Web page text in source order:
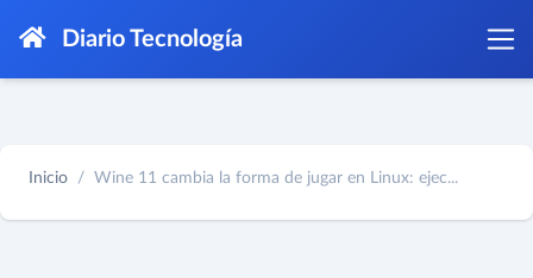
Diario Tecnología
Inicio Wine 11 cambia la forma de jugar en Linux: ejec...